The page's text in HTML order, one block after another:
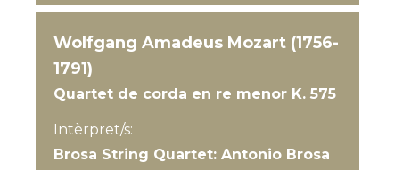
Wolfgang Amadeus Mozart (1756-
1791)
Quartet de corda en re menor K. 575
Intèrpret/s:
Brosa String Quartet: Antonio Brosa